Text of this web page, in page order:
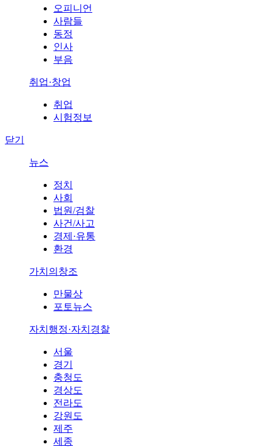
오피니언
사람들
동정
인사
부음
취업·창업
취업
시험정보
닫기
뉴스
정치
사회
법원/검찰
사건/사고
경제·유통
환경
가치의창조
만물상
포토뉴스
자치행정·자치경찰
서울
경기
충청도
경상도
전라도
강원도
제주
세종